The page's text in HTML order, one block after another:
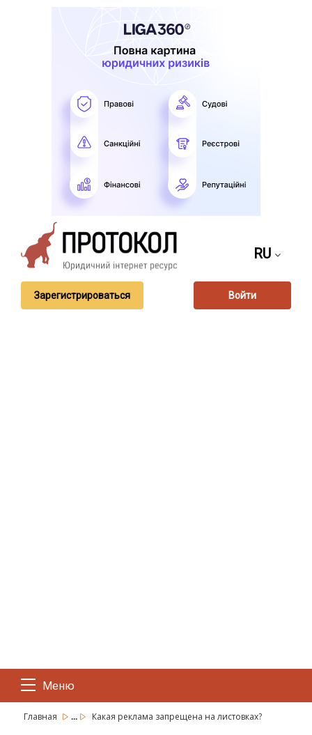
RU
Зарегистрироваться Войти
Меню
Главная ... Какая реклама запрещена на листовках?